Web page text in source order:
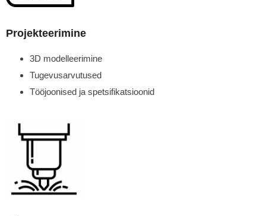
Projekteerimine
3D modelleerimine
Tugevusarvutused
Tööjoonised ja spetsifikatsioonid